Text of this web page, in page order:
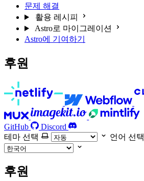
문제 해결
활용 레시피
Astro로 마이그레이션
Astro에 기여하기
후원
GitHub
Discord
테마 선택
언어 선택
후원